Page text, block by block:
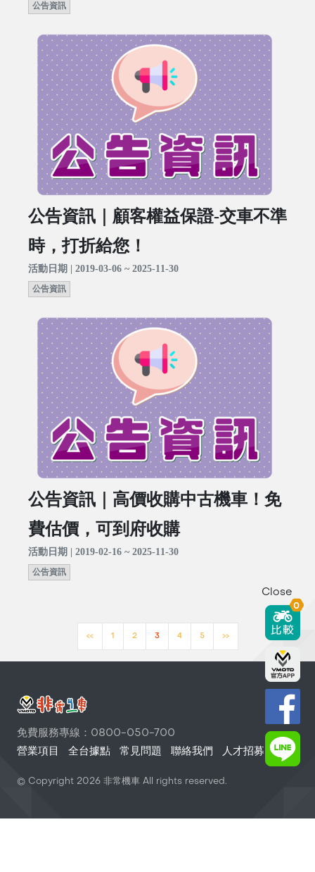
公告資訊
公告資訊｜顧客權益保證-交車不準
時，打折給您！
活動日期 | 2019-03-06 ~ 2025-11-30
公告資訊
公告資訊｜高價收購中古機車！免
費估價，可到府收購
活動日期 | 2019-02-16 ~ 2025-11-30
公告資訊
<< 1 2 3 4 5 >>
免費服務專線：0800-050-700
營業項目
全台據點 常見問題 聯絡我們 人才招募
© Copyright 2026 非常機車 All rights reserved.
Close
0